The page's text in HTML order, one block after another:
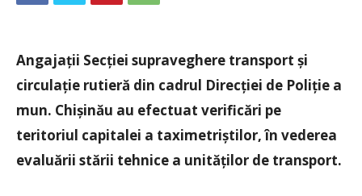
Angajaţii Secţiei supraveghere transport şi
circulaţie rutieră din cadrul Direcţiei de Poliţie a
mun. Chişinău au efectuat verificări pe
teritoriul capitalei a taximetriștilor, în vederea
evaluării stării tehnice a unităţilor de transport.